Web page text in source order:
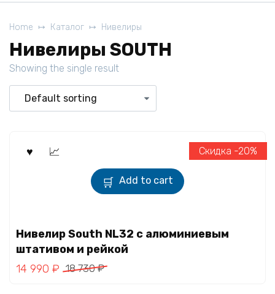
Home Каталог Нивелиры
Нивелиры SOUTH
Showing the single result
Add to cart
Скидка -20%
Нивелир South NL32 с алюминиевым
штативом и рейкой
18 730₽
14 990 ₽